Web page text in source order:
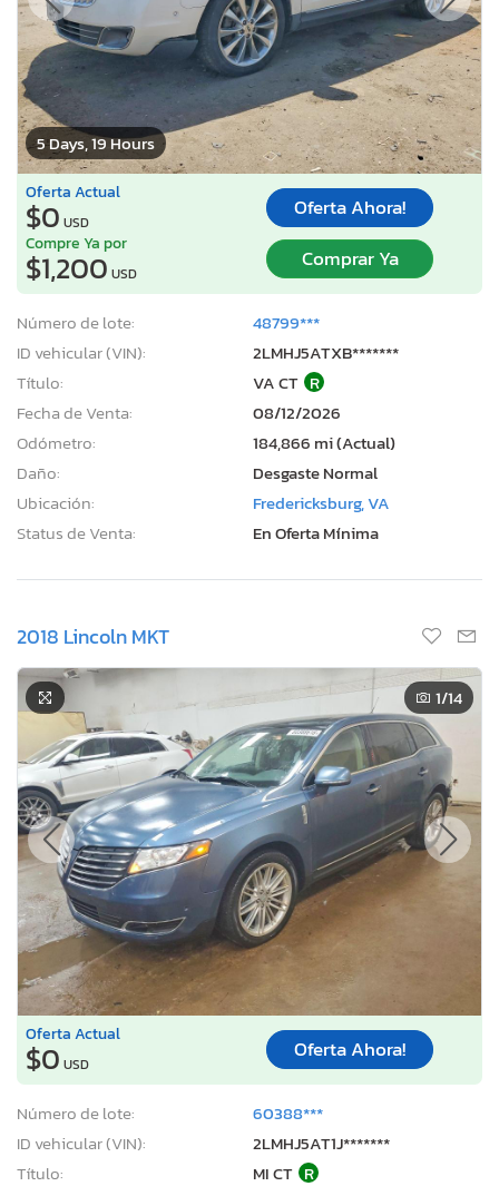
5 Days, 19 Hours
Oferta Actual
$0 USD
Oferta Ahora!
Compre Ya por
$1,200 USD
Comprar Ya
Número de lote:
48799***
ID vehicular (VIN):
2LMHJ5ATXB*******
Título:
VA CT R
Fecha de Venta:
08/12/2026
Odómetro:
184,866 mi (Actual)
Daño:
Desgaste Normal
Ubicación:
Fredericksburg, VA
Status de Venta:
En Oferta Mínima
2018 Lincoln MKT
1/14
Oferta Actual
$0 USD
Oferta Ahora!
Número de lote:
60388***
ID vehicular (VIN):
2LMHJ5AT1J*******
Título:
MI CT R